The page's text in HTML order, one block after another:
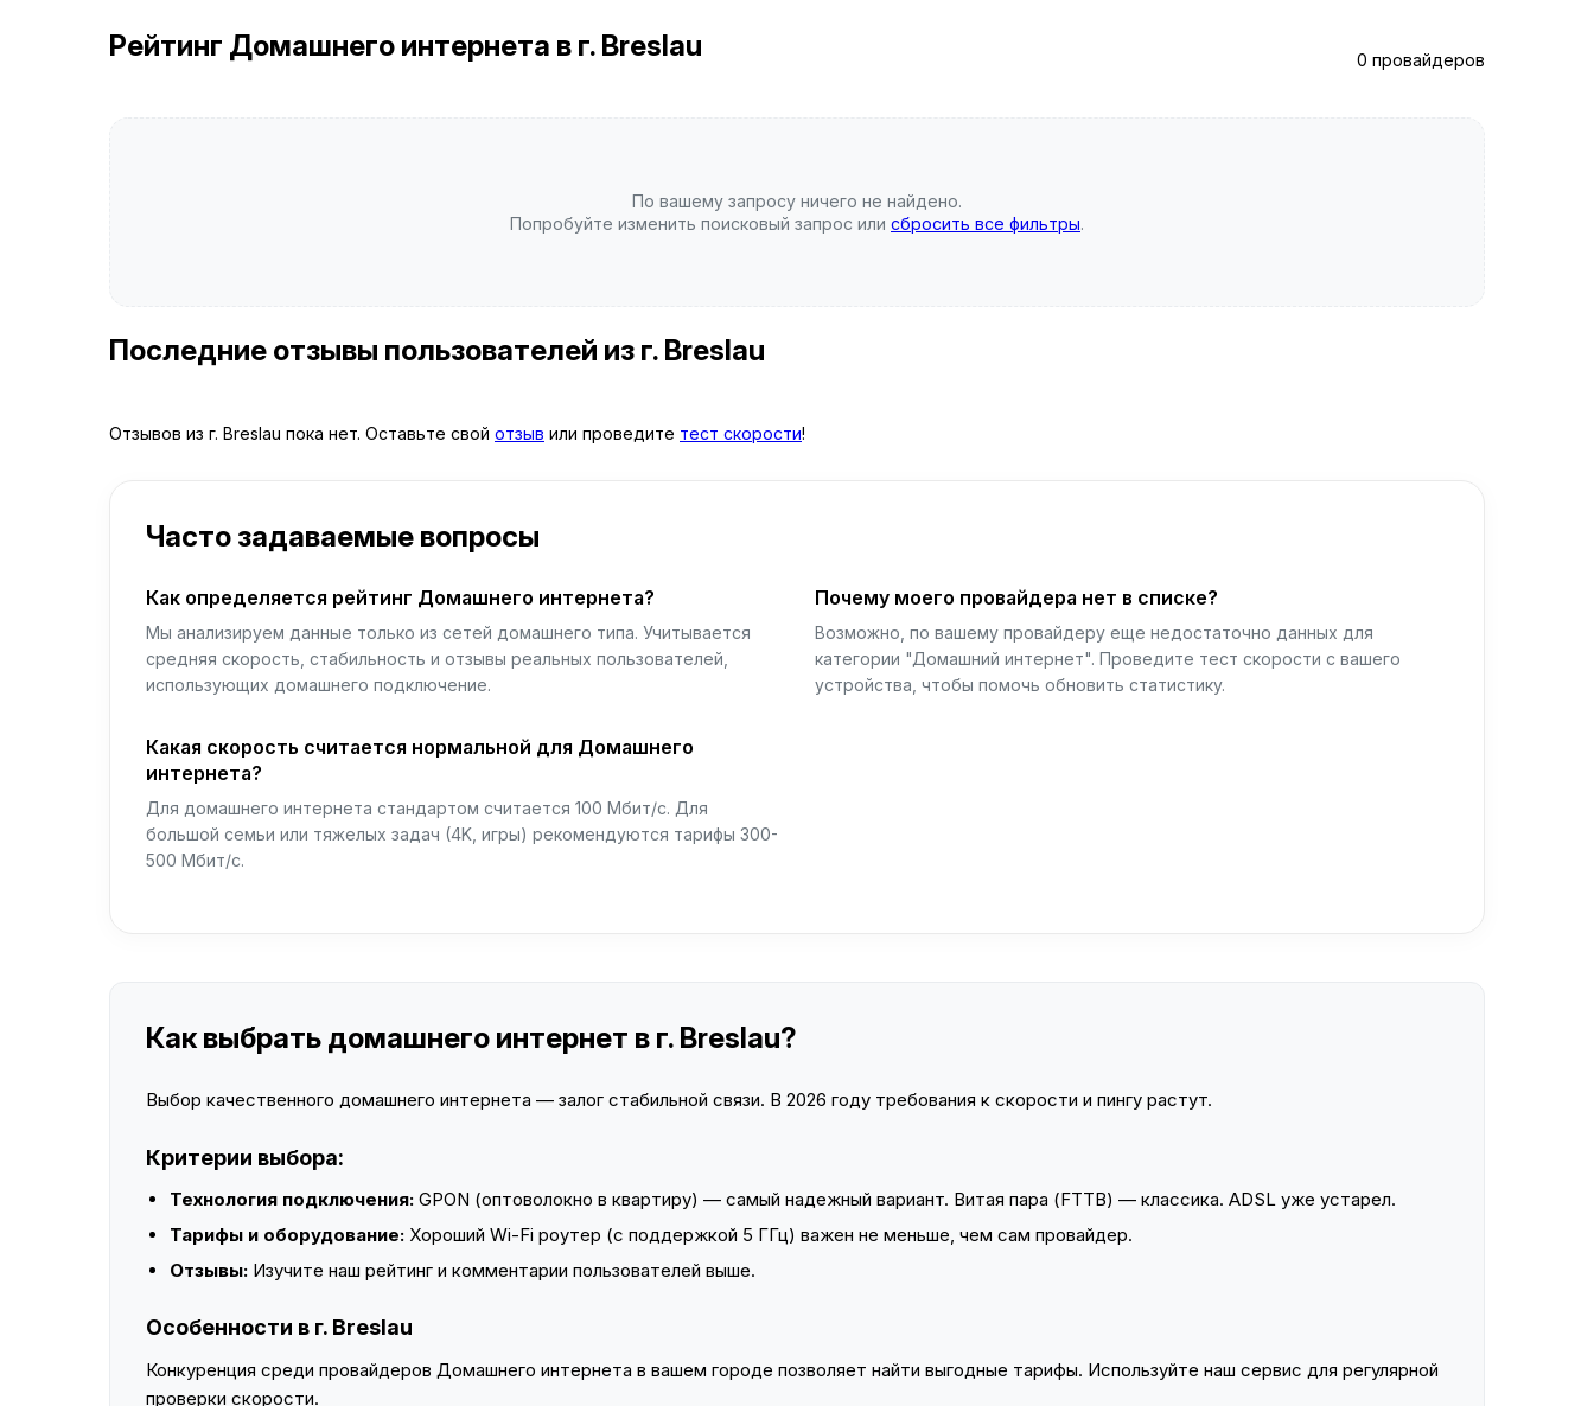
Рейтинг Домашнего интернета в г. Breslau 0 провайдеров
По вашему запросу ничего не найдено.
Попробуйте изменить поисковый запрос или сбросить все фильтры.
Последние отзывы пользователей из г. Breslau
Отзывов из г. Breslau пока нет. Оставьте свой отзыв или проведите тест скорости!
Часто задаваемые вопросы
Как определяется рейтинг Домашнего интернета?
Мы анализируем данные только из сетей домашнего типа. Учитывается
средняя скорость, стабильность и отзывы реальных пользователей,
использующих домашнего подключение.
Почему моего провайдера нет в списке?
Возможно, по вашему провайдеру еще недостаточно данных для
категории "Домашний интернет". Проведите тест скорости с вашего
устройства, чтобы помочь обновить статистику.
Какая скорость считается нормальной для Домашнего
интернета?
Для домашнего интернета стандартом считается 100 Мбит/с. Для
большой семьи или тяжелых задач (4K, игры) рекомендуются тарифы 300-
500 Мбит/с.
Как выбрать домашнего интернет в г. Breslau?
Выбор качественного домашнего интернета — залог стабильной связи. В 2026 году требования к скорости и пингу растут.
Критерии выбора:
Технология подключения: GPON (оптоволокно в квартиру) — самый надежный вариант. Витая пара (FTTB) — классика. ADSL уже устарел.
Тарифы и оборудование: Хороший Wi-Fi роутер (с поддержкой 5 ГГц) важен не меньше, чем сам провайдер.
Отзывы: Изучите наш рейтинг и комментарии пользователей выше.
Особенности в г. Breslau
Конкуренция среди провайдеров Домашнего интернета в вашем городе позволяет найти выгодные тарифы. Используйте наш сервис для регулярной
проверки скорости.